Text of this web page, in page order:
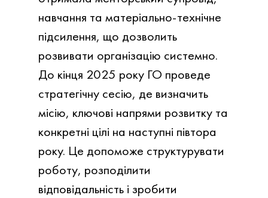
навчання та матеріально-технічне
підсилення, що дозволить
розвивати організацію системно.
До кінця 2025 року ГО проведе
стратегічну сесію, де визначить
місію, ключові напрями розвитку та
конкретні цілі на наступні півтора
року. Це допоможе структурувати
роботу, розподілити
відповідальність і зробити